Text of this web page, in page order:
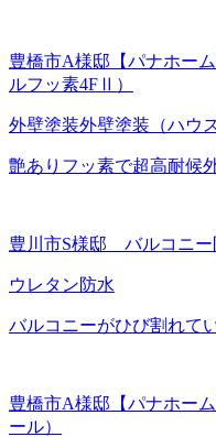
豊橋市A様邸【パナホー
ルフッ素4FⅡ）
外壁塗装外壁塗装（ハウ
艶ありフッ素で超高耐候
豊川市S様邸 バルコニー
ウレタン防水
バルコニーがひび割れて
豊橋市A様邸【パナホー
ール）